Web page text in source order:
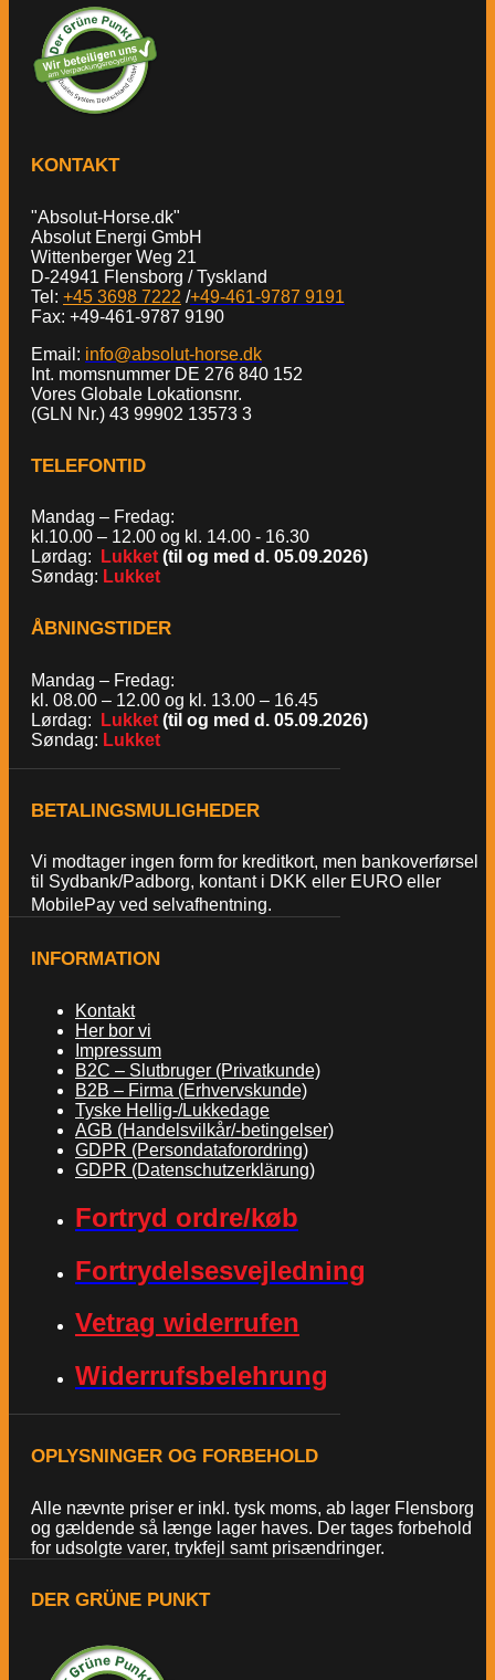
KONTAKT
"Absolut-Horse.dk"
Absolut Energi GmbH
Wittenberger Weg 21
D-24941 Flensborg / Tyskland
Tel: +45 3698 7222 /+49-461-9787 9191
Fax: +49-461-9787 9190
Email: info@absolut-horse.dk
Int. momsnummer DE 276 840 152
Vores Globale Lokationsnr.
(GLN Nr.) 43 99902 13573 3
TELEFONTID
Mandag – Fredag:
kl.10.00 – 12.00 og kl. 14.00 - 16.30
Lørdag:
Lukket (til og med d. 05.09.2026)
Søndag: Lukket
ÅBNINGSTIDER
Mandag – Fredag:
kl. 08.00 – 12.00 og kl. 13.00 – 16.45
Lørdag:
Lukket (til og med d. 05.09.2026)
Søndag: Lukket
BETALINGSMULIGHEDER
Vi modtager ingen form for kreditkort, men bankoverførsel
til Sydbank/Padborg, kontant i DKK eller EURO eller
MobilePay ved selvafhentning.
INFORMATION
Kontakt
Her bor vi
Impressum
B2C – Slutbruger (Privatkunde)
B2B – Firma (Erhvervskunde)
Tyske Hellig-/Lukkedage
AGB (Handelsvilkår/-betingelser)
GDPR (Persondataforordring)
GDPR (Datenschutzerklärung)
Fortryd ordre/køb
Fortrydelsesvejledning
Vetrag widerrufen
Widerrufsbelehrung
OPLYSNINGER OG FORBEHOLD
Alle nævnte priser er inkl. tysk moms, ab lager Flensborg
og gældende så længe lager haves. Der tages forbehold
for udsolgte varer, trykfejl samt prisændringer.
DER GRÜNE PUNKT